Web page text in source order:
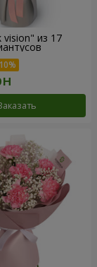
vision" из 17